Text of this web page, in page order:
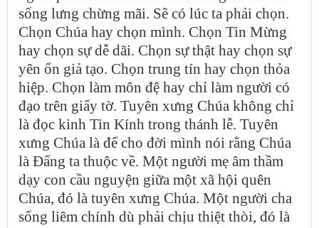
sống lưng chừng mãi. Sẽ có lúc ta phải chọn.
Chọn Chúa hay chọn mình. Chọn Tin Mừng
hay chọn sự dễ dãi. Chọn sự thật hay chọn sự
yên ổn giả tạo. Chọn trung tín hay chọn thỏa
hiệp. Chọn làm môn đệ hay chỉ làm người có
đạo trên giấy tờ. Tuyên xưng Chúa không chỉ
là đọc kinh Tin Kính trong thánh lễ. Tuyên
xưng Chúa là để cho đời mình nói rằng Chúa
là Đấng ta thuộc về. Một người mẹ âm thầm
dạy con cầu nguyện giữa một xã hội quên
Chúa, đó là tuyên xưng Chúa. Một người cha
sống liêm chính dù phải chịu thiệt thòi, đó là